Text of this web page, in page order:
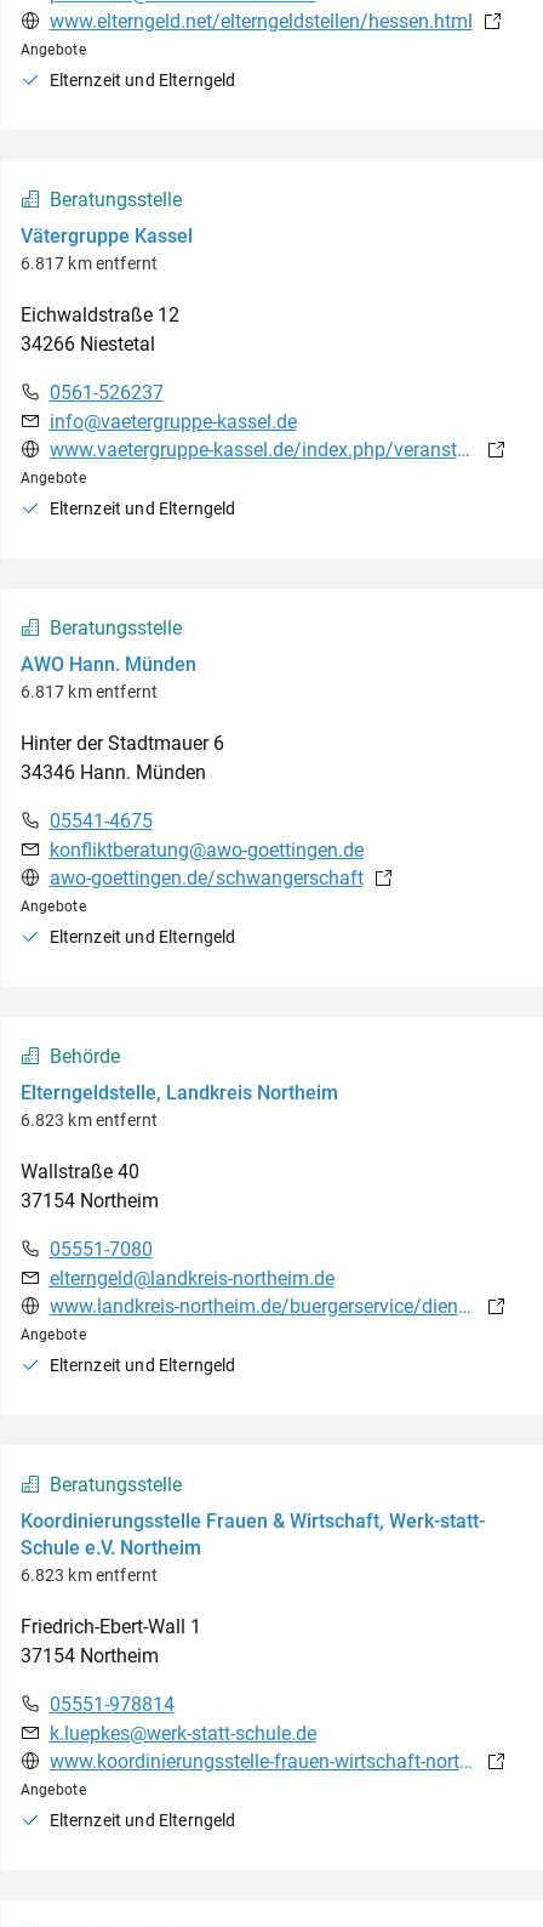
www.elterngeld.net/elterngeldstellen/hessen.html
Angebote
Elternzeit und Elterngeld
Beratungsstelle
Vätergruppe Kassel
6.817 km entfernt
Eichwaldstraße 12
34266 Niestetal
0561-526237
info@vaetergruppe-kassel.de
www.vaetergruppe-kassel.de/index.php/veranstaltungen
Angebote
Elternzeit und Elterngeld
Beratungsstelle
AWO Hann. Münden
6.817 km entfernt
Hinter der Stadtmauer 6
34346 Hann. Münden
05541-4675
konfliktberatung@awo-goettingen.de
awo-goettingen.de/schwangerschaft
Angebote
Elternzeit und Elterngeld
Behörde
Elterngeldstelle, Landkreis Northeim
6.823 km entfernt
Wallstraße 40
37154 Northeim
05551-7080
elterngeld@landkreis-northeim.de
www.landkreis-northeim.de/buergerservice/dienstleistungen/elterngeld-berechnung-900000281-0.html?myMedium=1&auswahl=0
Angebote
Elternzeit und Elterngeld
Beratungsstelle
Koordinierungsstelle Frauen & Wirtschaft, Werk-statt-
Schule e.V. Northeim
6.823 km entfernt
Friedrich-Ebert-Wall 1
37154 Northeim
05551-978814
k.luepkes@werk-statt-schule.de
www.koordinierungsstelle-frauen-wirtschaft-northeim.de/beratung
Angebote
Elternzeit und Elterngeld